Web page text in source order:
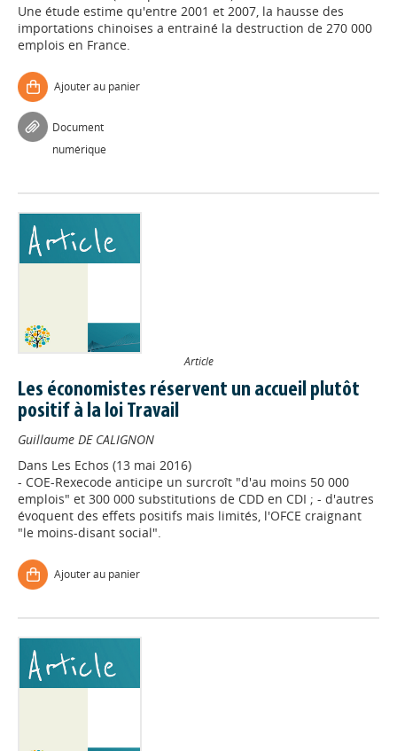
Une étude estime qu'entre 2001 et 2007, la hausse des
importations chinoises a entrainé la destruction de 270 000
emplois en France.
Ajouter au panier
Document
numérique
Article
Les économistes réservent un accueil plutôt
positif à la loi Travail
Guillaume DE CALIGNON
Dans Les Echos (13 mai 2016)
- COE-Rexecode anticipe un surcroît "d'au moins 50 000
emplois" et 300 000 substitutions de CDD en CDI ; - d'autres
évoquent des effets positifs mais limités, l'OFCE craignant
"le moins-disant social".
Ajouter au panier